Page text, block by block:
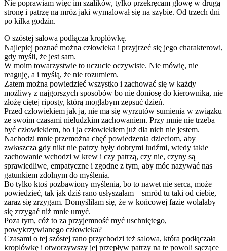
Nie poprawiam więc im szalików, tylko przekręcam głowę w drugą
stronę i patrzę na mróz jaki wymalował się na szybie. Od trzech dni
po kilka godzin.
O szóstej salowa podłącza kroplówkę.
Najlepiej poznać można człowieka i przyjrzeć się jego charakterowi,
gdy myśli, że jest sam.
W moim towarzystwie to uczucie oczywiste. Nie mówię, nie
reaguję, a i myślą, że nie rozumiem.
Zatem można powiedzieć wszystko i zachować się w każdy
możliwy z najgorszych sposobów bo nie doniosę do kierownika, nie
złożę ciętej riposty, którą mogłabym zepsuć dzień.
Przed człowiekiem jak ja, nie ma się wyrzutów sumienia w związku
ze swoim czasami nieludzkim zachowaniem. Przy mnie nie trzeba
być człowiekiem, bo i ja człowiekiem już dla nich nie jestem.
Nachodzi mnie przemożna chęć powiedzenia dzieciom, aby
zwłaszcza gdy nikt nie patrzy były dobrymi ludźmi, wtedy takie
zachowanie wchodzi w krew i czy patrzą, czy nie, czyny są
sprawiedliwe, empatyczne i zgodne z tym, aby móc nazywać nas
gatunkiem zdolnym do myślenia.
Bo tylko ktoś pozbawiony myślenia, bo to nawet nie serca, może
powiedzieć, tak jak dziś rano usłyszałam – smród tu taki od ciebie,
zaraz się zrzygam. Domyśliłam się, że w końcowej fazie wolałaby
się zrzygać niż mnie umyć.
Poza tym, cóż to za przyjemność myć uschniętego,
powykrzywianego człowieka?
Czasami o tej szóstej rano przychodzi też salowa, która podłączała
kroplówkę i otworzywszy jej przepływ patrzy na te powoli sączące